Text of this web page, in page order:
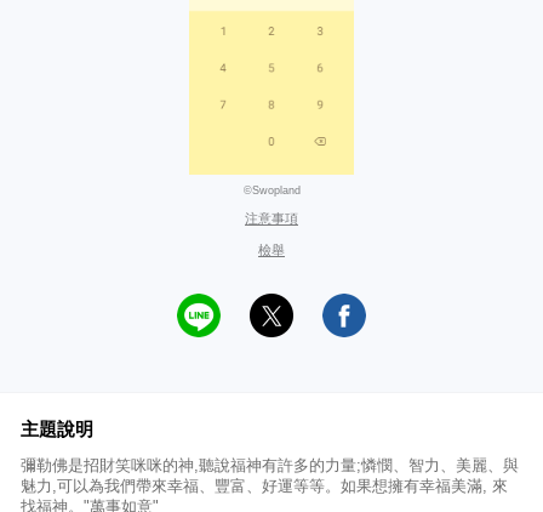
©Swopland
注意事項
檢舉
主題說明
彌勒佛是招財笑咪咪的神,聽說福神有許多的力量;憐憫、智力、美麗、與
魅力,可以為我們帶來幸福、豐富、好運等等。如果想擁有幸福美滿, 來
找福神。"萬事如意"